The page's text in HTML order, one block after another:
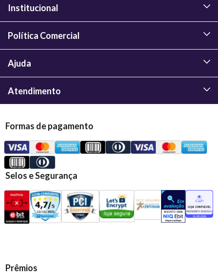
Institucional
Política Comercial
Ajuda
Atendimento
Formas de pagamento
Selos e Segurança
Prêmios